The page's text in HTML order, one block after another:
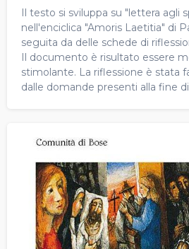
Il testo si sviluppa su "lettera agli
nell'enciclica "Amoris Laetitia" di
seguita da delle schede di
Il documento è risultato essere
stimolante. La riflessione è stata
dalle domande presenti alla fine